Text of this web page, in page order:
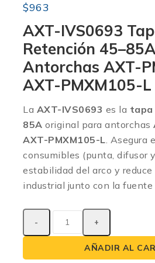
$963
AXT-IVS0693
Retención
Antorchas AXT-
AXT-PMXM105-L
La AXT-IVS0693 es la tapa
85A original para antorchas
AXT-PMXM105-L. Asegura
consumibles (punta, difusor
estabilidad del arco y reduce
industrial junto con la fuente
AÑADIR AL